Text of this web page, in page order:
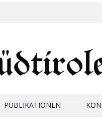
PUBLIKATIONEN